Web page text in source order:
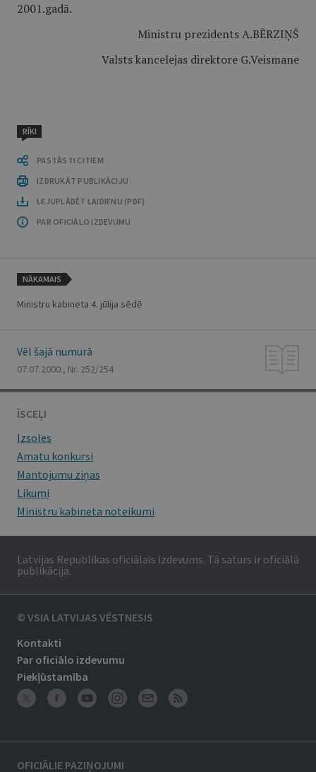
2001.gadā.
Ministru prezidents A.BĒRZIŅŠ
Valsts kancelejas direktore G.Veismane
RĪKI
PASTĀSTI CITIEM
IZDRUKĀT PUBLIKĀCIJU
LEJUPLĀDĒT LAIDIENU (PDF)
PAR OFICIĀLO IZDEVUMU
NĀKAMAIS
Ministru kabineta 4. jūlija sēdē
Vēl šajā numurā
07.07.2000., Nr. 252/254
ĪSCEĻI
Izsoles
Amatu konkursi
Mantojumu ziņas
Likumi
Ministru kabineta noteikumi
Latvijas Republikas oficiālais izdevums. Tā saturs ir oficiālā
publikācija.
© VSIA LATVIJAS VĒSTNESIS
Kontakti
Par oficiālo izdevumu
Piekļūstamība
OFICIĀLIE PAZIŅOJUMI